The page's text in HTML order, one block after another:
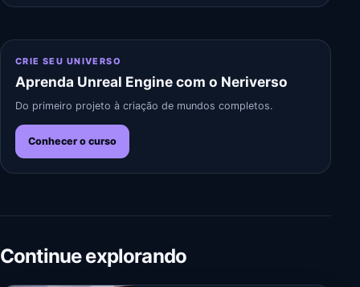
CRIE SEU UNIVERSO
Aprenda Unreal Engine com o Neriverso
Do primeiro projeto à criação de mundos completos.
Conhecer o curso
Continue explorando